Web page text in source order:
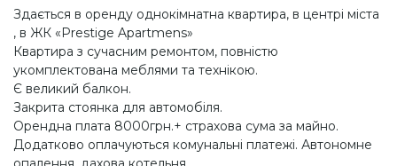
Здається в оренду однокімнатна квартира, в центрі міста
, в ЖК «Prestige Apartmens»
Квартира з сучасним ремонтом, повністю
укомплектована меблями та технікою.
Є великий балкон.
Закрита стоянка для автомобіля.
Орендна плата 8000грн.+ страхова сума за майно.
Додатково оплачуються комунальні платежі. Автономне